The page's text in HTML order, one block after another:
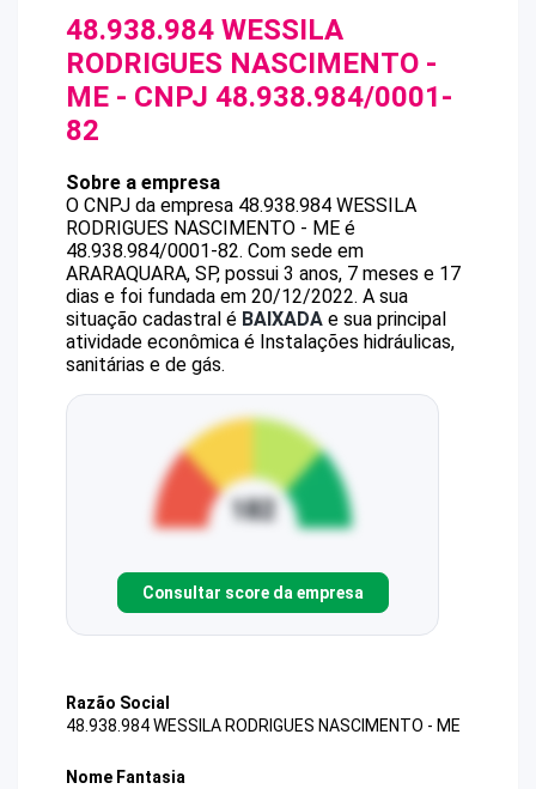
48.938.984 WESSILA
RODRIGUES NASCIMENTO -
ME - CNPJ 48.938.984/0001-
82
Sobre a empresa
O CNPJ da empresa 48.938.984 WESSILA
RODRIGUES NASCIMENTO - ME é
48.938.984/0001-82. Com sede em
ARARAQUARA, SP, possui 3 anos, 7 meses e 17
dias e foi fundada em 20/12/2022. A sua
situação cadastral é BAIXADA e sua principal
atividade econômica é Instalações hidráulicas,
sanitárias e de gás.
Consultar score da empresa
Razão Social
48.938.984 WESSILA RODRIGUES NASCIMENTO - ME
Nome Fantasia